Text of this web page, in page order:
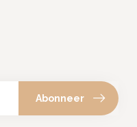
Abonneer